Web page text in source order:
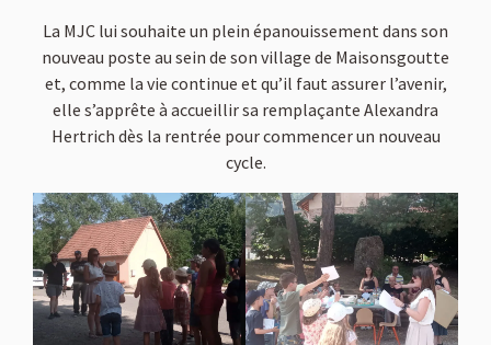
La MJC lui souhaite un plein épanouissement dans son
nouveau poste au sein de son village de Maisonsgoutte
et, comme la vie continue et qu’il faut assurer l’avenir,
elle s’apprête à accueillir sa remplaçante Alexandra
Hertrich dès la rentrée pour commencer un nouveau
cycle.